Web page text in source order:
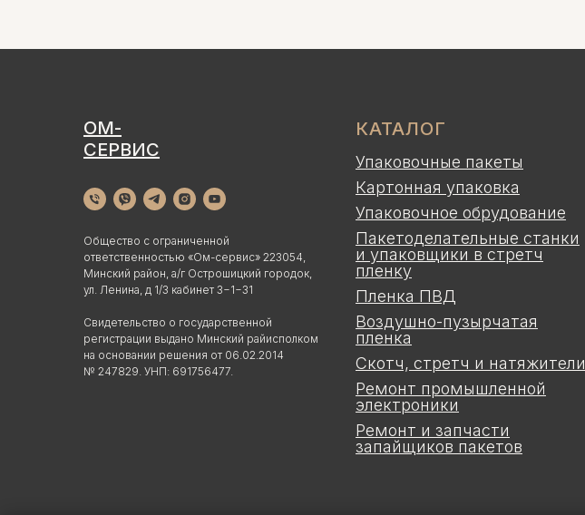
ОМ-
СЕРВИС
Общество с ограниченной
ответственностью «Ом-сервис» 223054,
Минский район, а/г Острошицкий городок,
ул. Ленина, д 1/3 кабинет 3−1−31
Свидетельство о государственной
регистрации выдано Минский райисполком
на основании решения от 06.02.2014
№ 247829. УНП: 691756477.
КАТАЛОГ
Упаковочные пакеты
Картонная упаковка
Упаковочное обрудование
Пакетоделательные станки
и упаковщики в стретч
пленку
Пленка ПВД
Воздушно-пузырчатая
пленка
Скотч, стретч и натяжители
Ремонт промышленной
электроники
Ремонт и запчасти
запайщиков пакетов